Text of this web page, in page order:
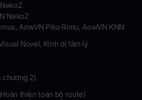
NekoZ
AowVN Pika Rimu, AowVN KNN
Novel, Kinh dị tâm lý
chương 2)
thiện toàn bộ route)